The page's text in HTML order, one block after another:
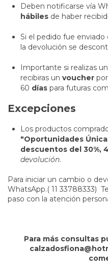
Deben notificarse vía
hábiles de haber
Si el pedido fue enviado
la devolución se
Importante si realizas
recibiras un voucher
60 días para futuras
Excepciones
Los productos
"Oportunidades
descuentos del 30%,
devolución.
Para iniciar un cambio o
WhatsApp.( 11 33788333)
paso con la atención
Para más consultas